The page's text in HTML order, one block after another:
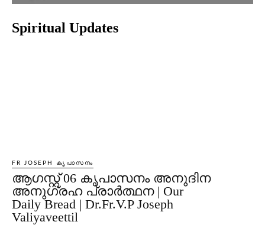
Spiritual Updates
FR JOSEPH കൃപാസനം
ആഗസ്റ്റ് 06 കൃപാസനം അനുദിന
അനുഗ്രഹ പ്രാർത്ഥന | Our
Daily Bread | Dr.Fr.V.P Joseph
Valiyaveettil